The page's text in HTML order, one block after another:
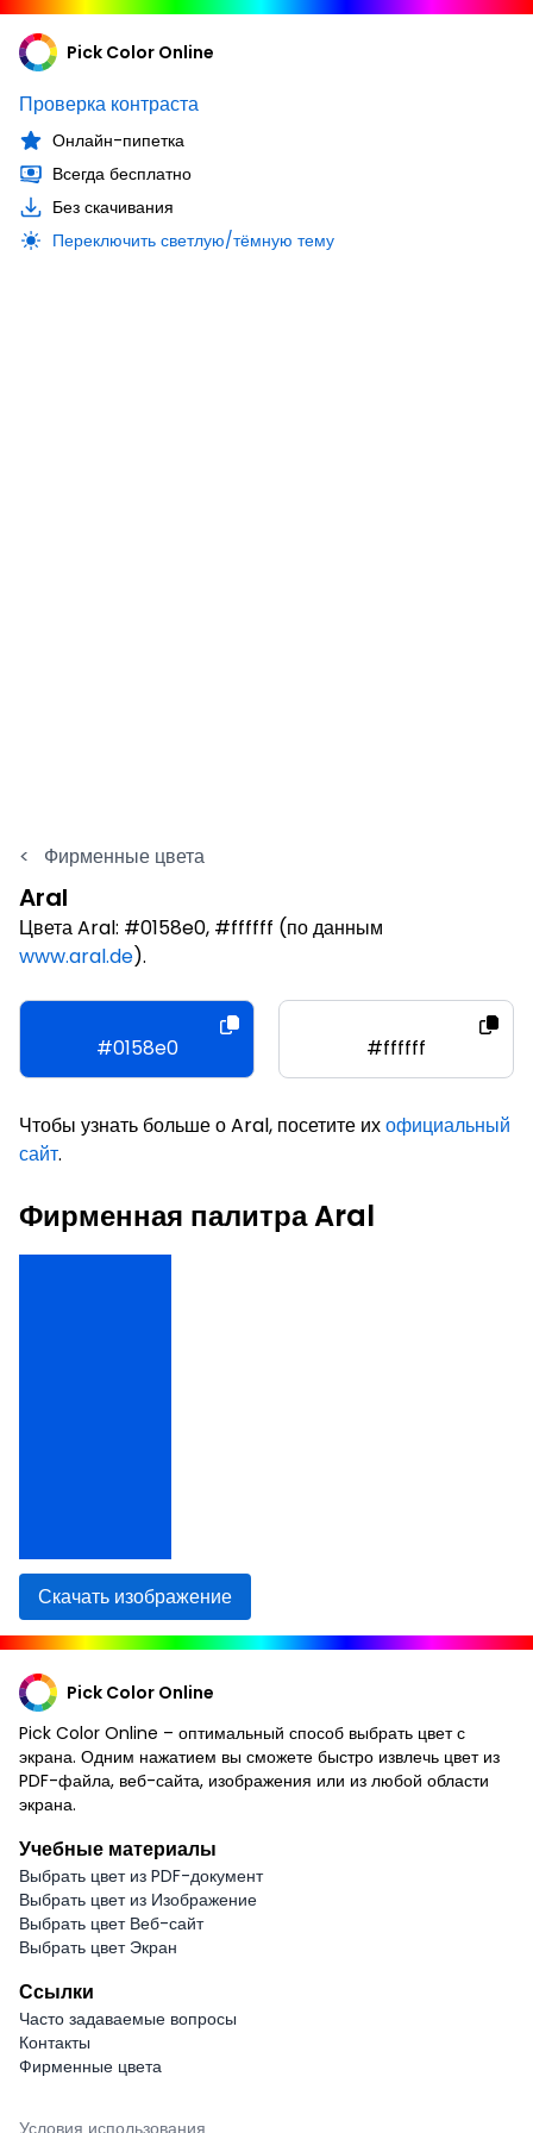
Pick Color Online
Проверка контраста
Онлайн-пипетка
Всегда бесплатно
Без скачивания
Переключить светлую/тёмную тему
< Фирменные цвета
Aral
Цвета Aral: #0158e0, #ffffff (по данным
www.aral.de).
#0158e0 #ffffff
Чтобы узнать больше о Aral, посетите ихофициальный
сайт.
Фирменная палитра Aral
Скачать изображение
Pick Color Online
Pick Color Online – оптимальный способ выбрать цвет с
экрана. Одним нажатием вы сможете быстро извлечь цвет из
PDF-файла, веб-сайта, изображения или из любой области
экрана.
Учебные материалы
Выбрать цвет из PDF-документ
Выбрать цвет из Изображение
Выбрать цвет Веб-сайт
Выбрать цвет Экран
Ссылки
Часто задаваемые вопросы
Контакты
Фирменные цвета
Условия использования